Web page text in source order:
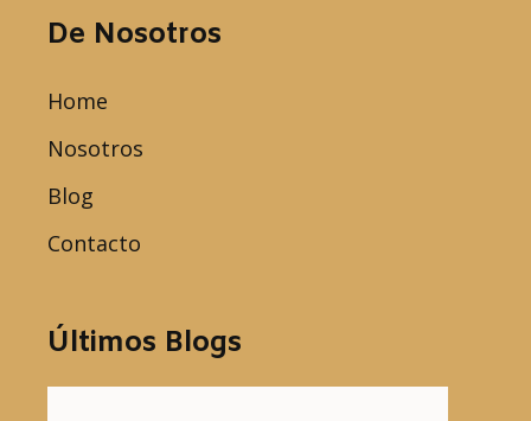
De Nosotros
Home
Nosotros
Blog
Contacto
Últimos Blogs